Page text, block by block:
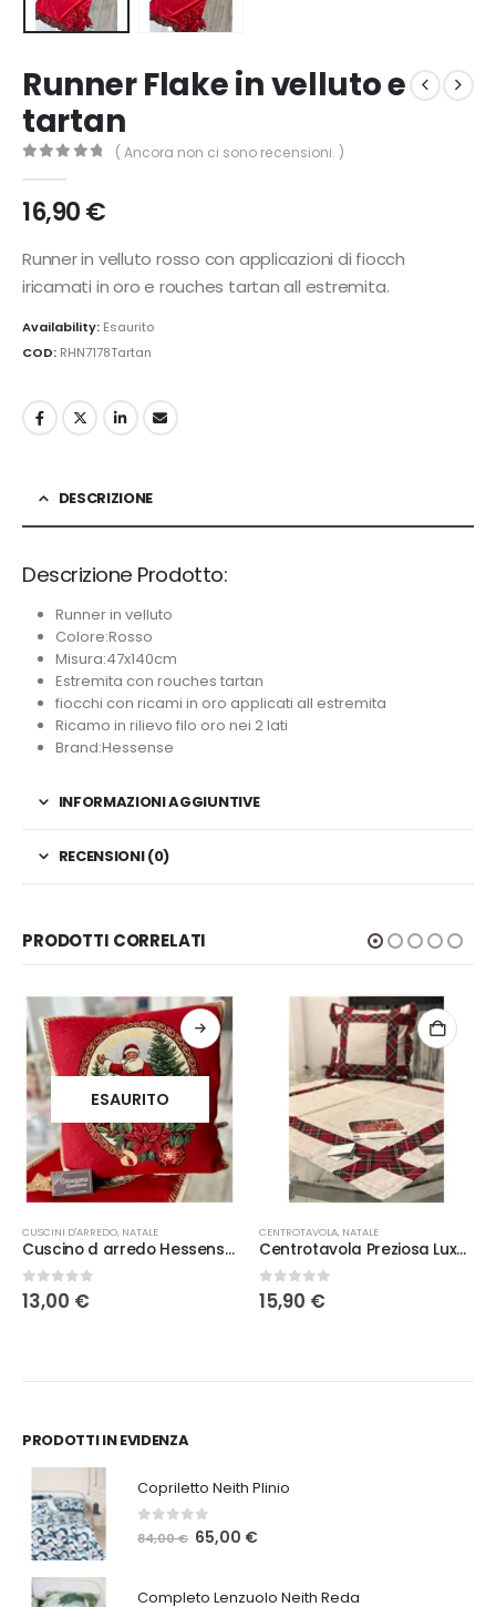
Runner Flake in velluto e
tartan
( Ancora non ci sono recensioni. )
16,90€
Runner in velluto rosso con applicazioni di fiocch
iricamati in oro e rouches tartan all estremita.
Availability: Esaurito
COD: RHN7178Tartan
DESCRIZIONE
Descrizione Prodotto:
Runner in velluto
Colore:Rosso
Misura:47x140cm
Estremita con rouches tartan
fiocchi con ricami in oro applicati all estremita
Ricamo in rilievo filo oro nei 2 lati
Brand:Hessense
INFORMAZIONI AGGIUNTIVE
RECENSIONI (0)
PRODOTTI CORRELATI
ESAURITO
CUSCINI D'ARREDO, NATALE
Cuscino d arredo Hessense New Noel Rosso
0Su 5
13,00 €
CENTROTAVOLA, NATALE
Centrotavola Preziosa Luxury Home Tartan
0Su 5
15,90 €
PRODOTTI IN EVIDENZA
Copriletto Neith Plinio
0 Su 5
84,00€ Il
era:
65,00 €Il
è:
Completo Lenzuolo Neith Reda